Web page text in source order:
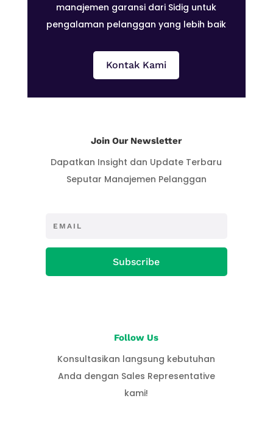
manajemen garansi dari Sidig untuk
pengalaman pelanggan yang lebih baik
Kontak Kami
Join Our Newsletter
Dapatkan Insight dan Update Terbaru
Seputar Manajemen Pelanggan
Subscribe
Follow Us
Konsultasikan langsung kebutuhan
Anda dengan Sales Representative
kami!